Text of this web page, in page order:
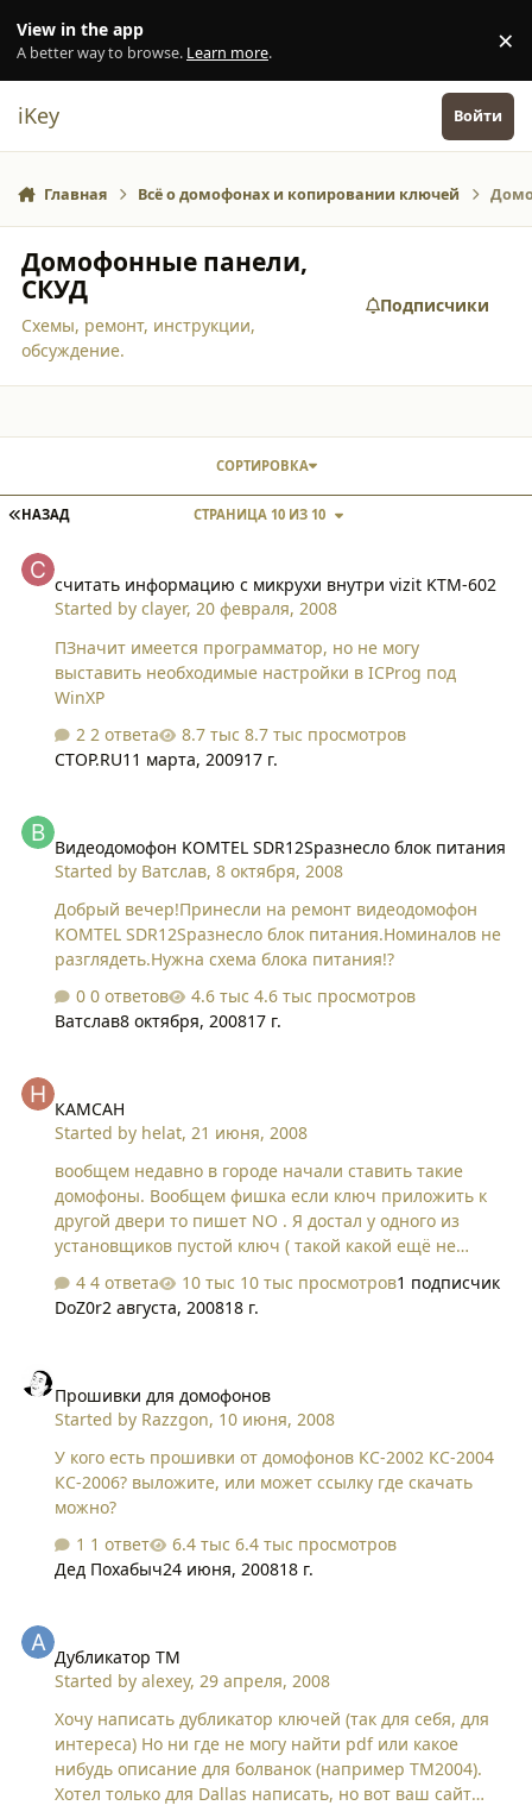
View in the app
A better way to browse. Learn more. ×
iKey Войти
Главная Всё о домофонах и копировании ключей
Домофонные панели,
СКУД
Схемы, ремонт, инструкции,
обсуждение.
Подписчики
ПЕРВАЯ СТРАНИЦА
НАЗАД СТРАНИЦА 10 ИЗ 10
СОРТИРОВКА
считать информацию с микрухи внутри vizit KTM-602
Started byclayer,20 февраля, 2008
ПЗначит имеется программатор, но не могу
выставить необходимые настройки в ICProg под
WinXP
2 ответа
8.7 тыс просмотров
CTOP.RU11 марта, 200917 г.
Видеодомофон KOMTEL SDR12Sразнесло блок питания
Started by Ватслав,8 октября, 2008
Добрый вечер!Принесли на ремонт видеодомофон
KOMTEL SDR12Sразнесло блок питания.Номиналов не
разглядеть.Нужна схема блока питания!?
0 ответов
4.6 тыс просмотров
Ватслав8 октября, 200817 г.
КАМСАН
Started by helat, 21 июня, 2008
вообщем недавно в городе начали ставить такие
домофоны. Вообщем фишка если ключ приложить к
другой двери то пишет NO . Я достал у одного из
установщиков пустой ключ ( такой какой ещё не
любому из этих домофонов то появляются типа
значки --- (предложение для ввода номера квартиры
зарегистрировать ключ в домофоне но так чтоб потом
на другом домофоне я смог бы заново его
когда ключ от них подношу к Cyfral то тот даже не
реагирует. http://www.region51.info/forum/index.php?
a..…
4 ответа 10 тыс просмотров1 подписчик
DoZ0r2 августа, 200818 г.
Прошивки для домофонов
Started by Razzgon, 10 июня, 2008
У кого есть прошивки от домофонов КС-2002 КС-2004
КС-2006? выложите, или может ссылку где скачать
можно?
1 ответ
6.4 тыс просмотров
Дед Похабыч24 июня, 200818 г.
Дубликатор ТМ
Started byalexey, 29 апреля, 2008
Хочу написать дубликатор ключей (так для себя, для
интереса) Но ни где не могу найти pdf или какое
нибудь описание для болванок (например ТМ2004).
Хотел только для Dallas написать, но вот ваш сайт